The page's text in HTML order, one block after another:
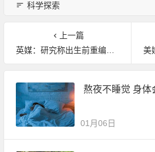
科学探索
上一篇
英媒：研究称出生前重编DNA或能大幅延寿
美媒
熬夜不睡觉 身体
01月06日